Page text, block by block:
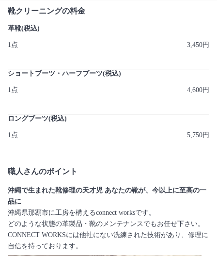
靴クリーニングの料金
革靴(税込)
1点 3,450円
ショートブーツ・ハーフブーツ(税込)
1点 4,600円
ロングブーツ(税込)
1点 5,750円
職人さんのポイント
沖縄で生まれた靴修理の天才児 あなたの靴が、今以上に至高の一
品に
沖縄県那覇市に工房を構えるconnect worksです。
どのような状態の革製品・靴のメンテナンスでもお任せ下さい。
CONNECT WORKSには他社にない洗練された技術があり、修理に
自信を持っております。